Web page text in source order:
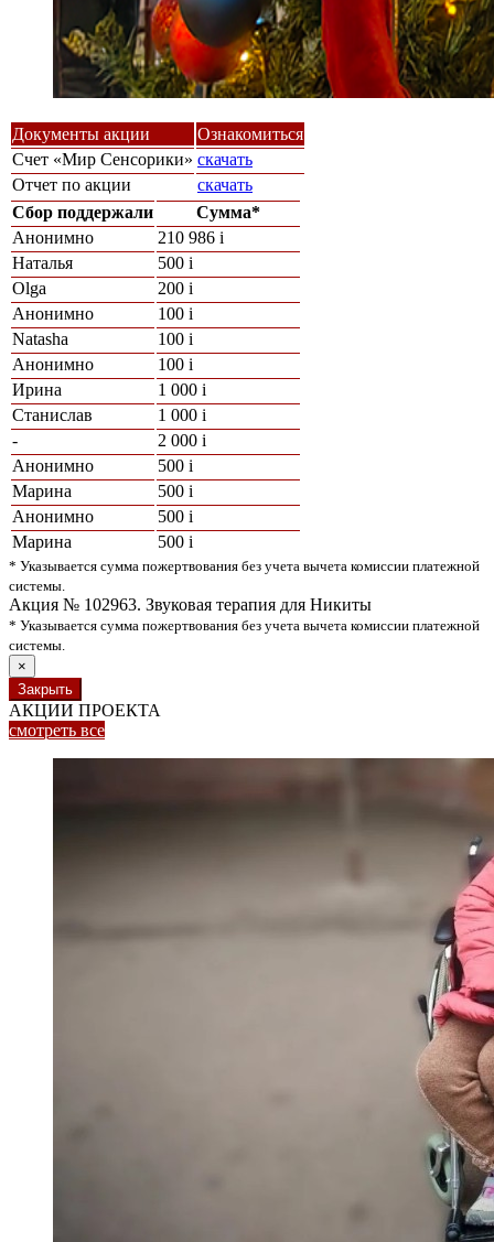
Документы акции
Ознакомиться
Счет «Мир Сенсорики» скачать
Отчет по акции
скачать
Сбор поддержали
Сумма*
Анонимно
210 986 i
Наталья
500 i
Olga
200 i
Анонимно
100 i
Natasha
100 i
Анонимно
100 i
Ирина
1 000 i
Станислав
1 000 i
-
2 000 i
Анонимно
500 i
Марина
500 i
Анонимно
500 i
Марина
500 i
* Указывается сумма пожертвования без учета вычета комиссии платежной
системы.
Акция № 102963. Звуковая терапия для Никиты
* Указывается сумма пожертвования без учета вычета комиссии платежной
системы.
×
Закрыть
АКЦИИ ПРОЕКТА
смотреть все